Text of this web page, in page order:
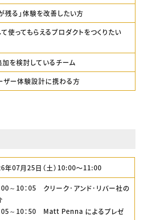
残る」体験を改善したい方
使ってもらえるプロダクトをつくりたい
を検討しているチーム
ザー体験設計に携わる方
年07月25日（土）10:00〜11:00
00～10：05 クリーク･アンド･リバー社の
05～10：50 Matt Penna によるプレゼ